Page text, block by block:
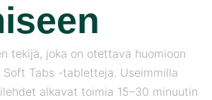
tekijä, joka on otettava huomioon
Tabs -tabletteja. Useimmilla
alkavat toimia 15–30 minuutin